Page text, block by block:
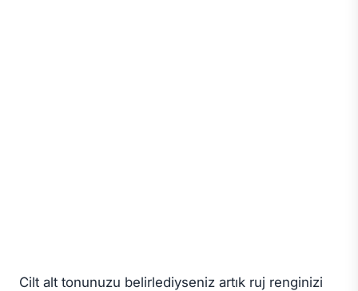
Cilt alt tonunuzu belirlediyseniz artık ruj renginizi